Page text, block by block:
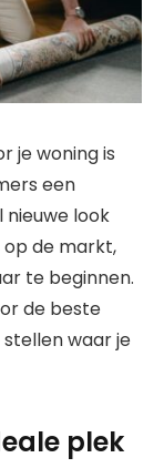
je woning is
een
nieuwe look
op de markt,
te beginnen.
de beste
waar je
plek